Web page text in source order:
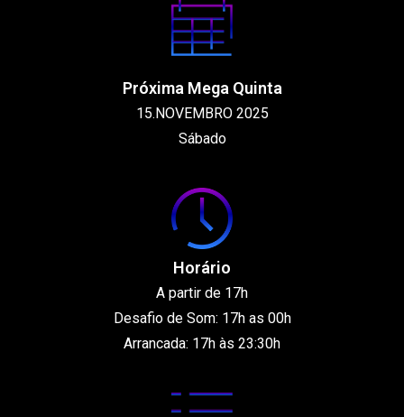
Próxima Mega Quinta
15.NOVEMBRO 2025
Sábado
Horário
A partir de 17h
Desafio de Som: 17h as 00h
Arrancada: 17h às 23:30h